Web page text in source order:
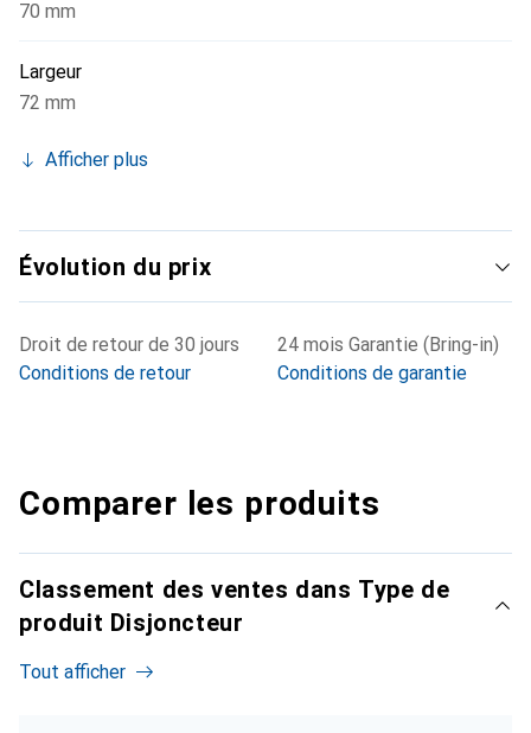
70 mm
Largeur
72 mm
Afficher plus
Évolution du prix
Droit de retour de 30 jours
Conditions de retour
24 mois Garantie (Bring-in)
Conditions de garantie
Comparer les produits
Classement des ventes dans Type de
produit Disjoncteur
Tout afficher